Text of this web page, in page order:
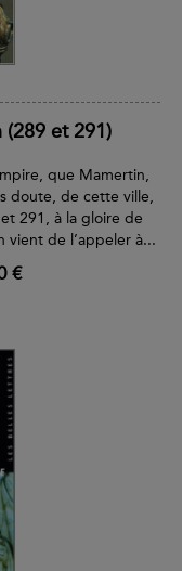
(289 et 291)
que Mamertin,
doute, de cette ville,
291, à la gloire de
vient de l’appeler à...
€